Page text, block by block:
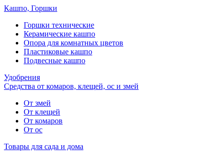
Кашпо, Горшки
Горшки технические
Керамические кашпо
Опора для комнатных цветов
Пластиковые кашпо
Подвесные кашпо
Удобрения
Средства от комаров, клещей, ос и змей
От змей
От клещей
От комаров
От ос
Товары для сада и дома